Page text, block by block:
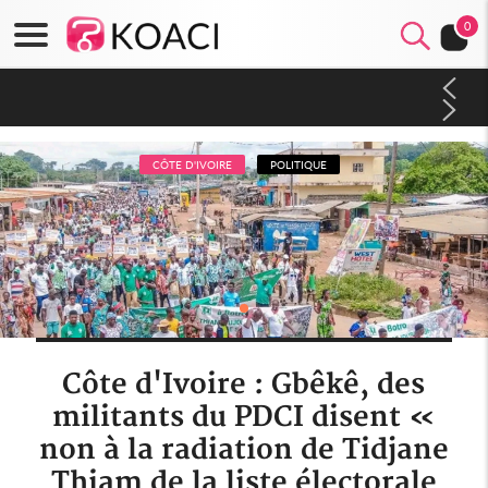
0
dépigmentants dangereux
CÔTE D'IVOIRE POLITIQUE
Côte d'Ivoire : Gbêkê, des
militants du PDCI disent «
non à la radiation de Tidjane